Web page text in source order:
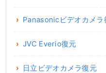
Panasonicビデオカメラ
JVC Everio復元
日立ビデオカメラ復元